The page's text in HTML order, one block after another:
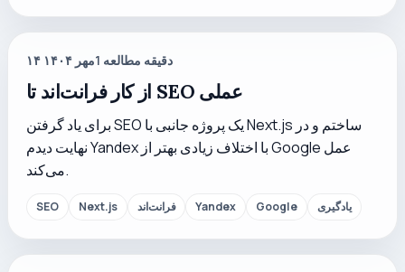
۱۴ مهر ۱۴۰۴1 دقیقه مطالعه
از کار فرانت‌اند تا SEO عملی
برای یاد گرفتن SEO یک پروژه جانبی با Next.js ساختم و در
نهایت دیدم Yandex با اختلاف زیادی بهتر از Google عمل
می‌کند.
SEO Next.js فرانت‌اند Yandex Google یادگیری